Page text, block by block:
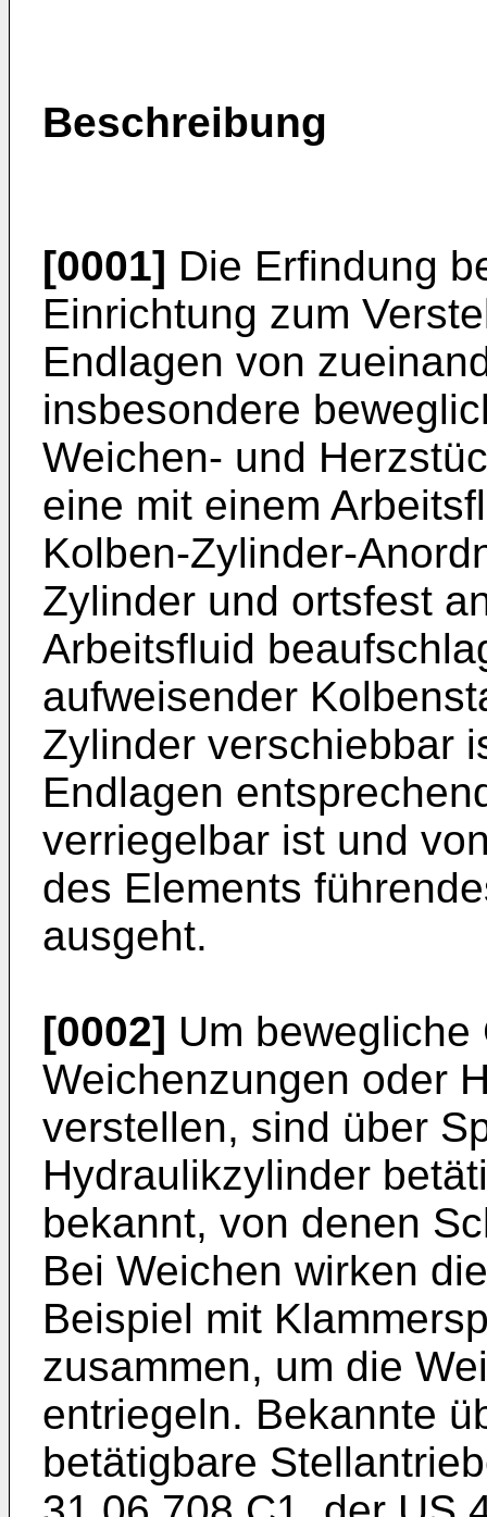
Beschreibung
[0001] Die Erfindung
Einrichtung zum
Endlagen von
insbesondere
Weichen- und
eine mit einem
Kolben-Zylinder-
Zylinder und ortsfest
Arbeitsfluid
aufweisender
Zylinder verschiebbar
Endlagen
verriegelbar ist und
des Elements
ausgeht.
[0002] Um
Weichenzungen oder
verstellen, sind über
Hydraulikzylinder
bekannt, von denen
Bei Weichen wirken
Beispiel mit
zusammen, um die
entriegeln. Bekannte
betätigbare